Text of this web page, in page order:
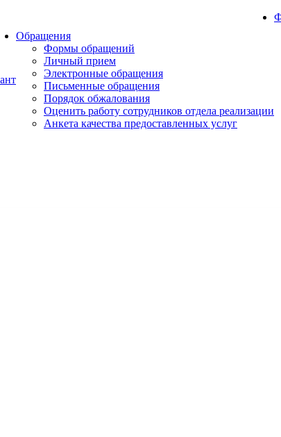
Обращения
Формы обращений
Личный прием
Электронные обращения
Письменные обращения
Порядок обжалования
Оценить работу сотрудников отдела реализации
Анкета качества предоставленных услуг